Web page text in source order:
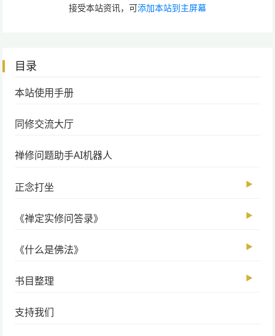
接受本站资讯，可添加本站到主屏幕
目录
本站使用手册
同修交流大厅
禅修问题助手AI机器人
正念打坐 ▶
《禅定实修问答录》 ▶
《什么是佛法》 ▶
书目整理 ▶
支持我们